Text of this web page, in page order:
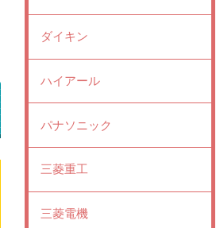
ダイキン
ハイアール
パナソニック
三菱重工
三菱電機